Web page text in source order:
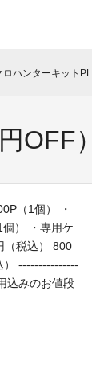
ロハンターキット
OFF
（1個） ・
） ・専用ケ
（税込） 800
） ---------------
込みのお値段